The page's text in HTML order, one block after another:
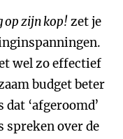
op zijn kop! zet je
wel zo effectief
budget beter
dat ‘afgeroomd’
spreken over de